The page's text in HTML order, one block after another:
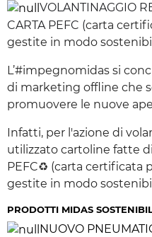
VOLANTINAGGIO
CARTA PEFC (carta
gestite in modo
L’#impegnomidas si
di marketing offline che
promuovere le nuove
Infatti, per l'azione di
utilizzato cartoline fatte
PEFC♻️ (carta certificata
gestite in modo
PRODOTTI MIDAS
NUOVO